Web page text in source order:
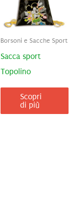
Borsoni e Sacche Sport
Sacca sport
Topolino
Scopri
di più